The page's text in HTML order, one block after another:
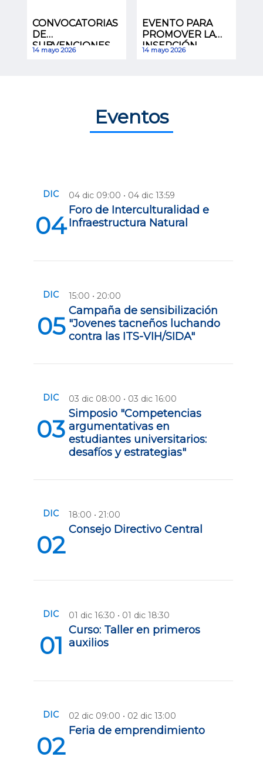
CONVOCATORIAS
DE
SUBVENCIONES
ECONÓMICAS
14 mayo 2026
EVENTO PARA
PROMOVER LA
INSERCIÓN
LABORAL
14 mayo 2026
Eventos
DIC
04
04 dic 09:00 • 04 dic 13:59
Foro de Interculturalidad e
Infraestructura Natural
DIC
05
15:00 • 20:00
Campaña de sensibilización
"Jovenes tacneños luchando
contra las ITS-VIH/SIDA"
DIC
03
03 dic 08:00 • 03 dic 16:00
Simposio "Competencias
argumentativas en
estudiantes universitarios:
desafíos y estrategias"
DIC
02
18:00 • 21:00
Consejo Directivo Central
DIC
01
01 dic 16:30 • 01 dic 18:30
Curso: Taller en primeros
auxilios
DIC
02
02 dic 09:00 • 02 dic 13:00
Feria de emprendimiento